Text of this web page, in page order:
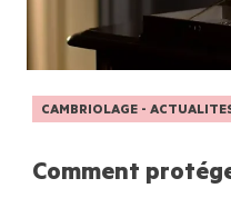
CAMBRIOLAGE -
Comment